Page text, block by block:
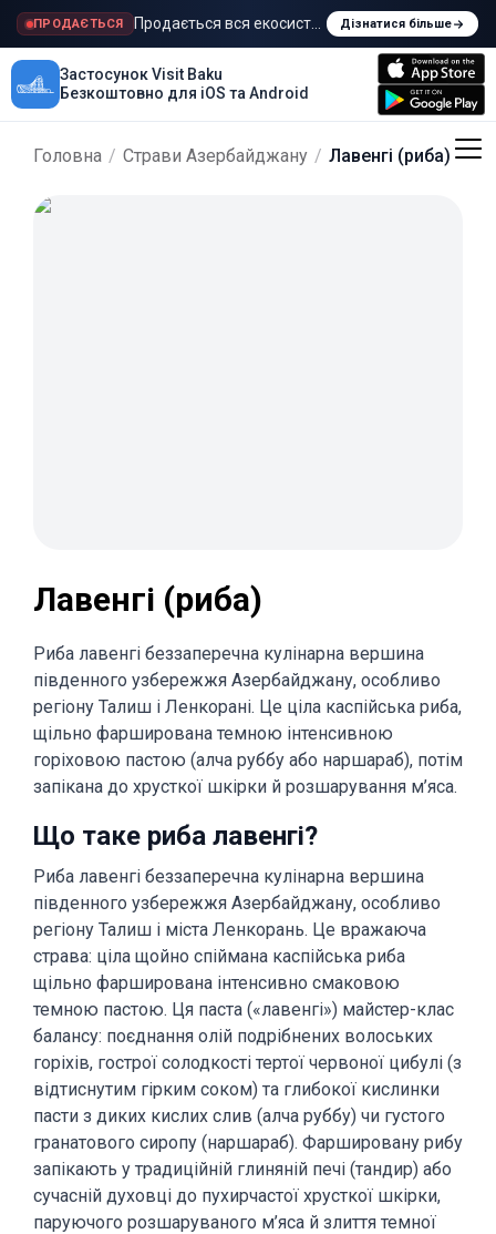
ПРОДАЄТЬСЯ Продається вся екосистема Visit Baku
Дізнатися більше
Застосунок Visit Baku
Безкоштовно для iOS та Android
Головна / Страви Азербайджану / Лавенгі (риба)
Лавенгі (риба)
Риба лавенгі беззаперечна кулінарна вершина
південного узбережжя Азербайджану, особливо
регіону Талиш і Ленкорані. Це ціла каспійська риба,
щільно фарширована темною інтенсивною
горіховою пастою (алча руббу або наршараб), потім
запікана до хрусткої шкірки й розшарування м’яса.
Що таке риба лавенгі?
Риба лавенгі беззаперечна кулінарна вершина
південного узбережжя Азербайджану, особливо
регіону Талиш і міста Ленкорань. Це вражаюча
страва: ціла щойно спіймана каспійська риба
щільно фарширована інтенсивно смаковою
темною пастою. Ця паста («лавенгі») майстер-клас
балансу: поєднання олій подрібнених волоських
горіхів, гострої солодкості тертої червоної цибулі (з
відтиснутим гірким соком) та глибокої кислинки
пасти з диких кислих слив (алча руббу) чи густого
гранатового сиропу (наршараб). Фаршировану рибу
запікають у традиційній глиняній печі (тандир) або
сучасній духовці до пухирчастої хрусткої шкірки,
паруючого розшаруваного м’яса й злиття темної